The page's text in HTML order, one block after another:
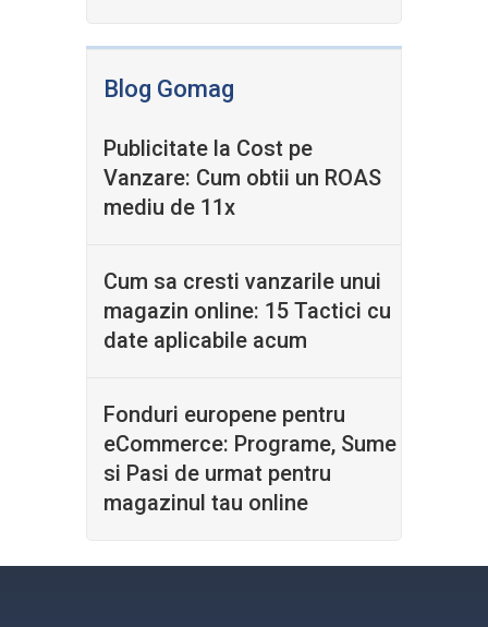
Blog Gomag
Publicitate la Cost pe
Vanzare: Cum obtii un ROAS
mediu de 11x
Cum sa cresti vanzarile unui
magazin online: 15 Tactici cu
date aplicabile acum
Fonduri europene pentru
eCommerce: Programe, Sume
si Pasi de urmat pentru
magazinul tau online